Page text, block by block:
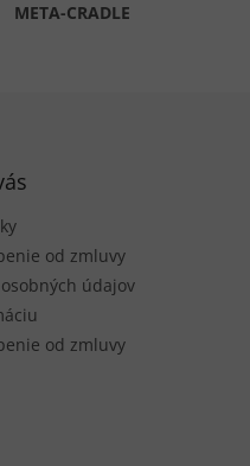
META-CRADLE
od zmluvy
údajov
od zmluvy